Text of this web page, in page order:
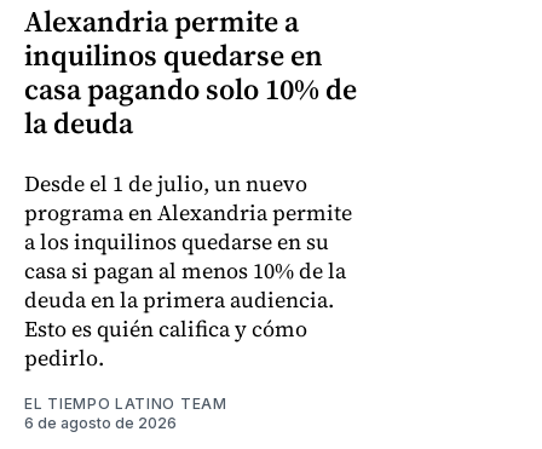
Alexandria permite a
inquilinos quedarse en
casa pagando solo 10% de
la deuda
Desde el 1 de julio, un nuevo
programa en Alexandria permite
a los inquilinos quedarse en su
casa si pagan al menos 10% de la
deuda en la primera audiencia.
Esto es quién califica y cómo
pedirlo.
EL TIEMPO LATINO TEAM
6 de agosto de 2026